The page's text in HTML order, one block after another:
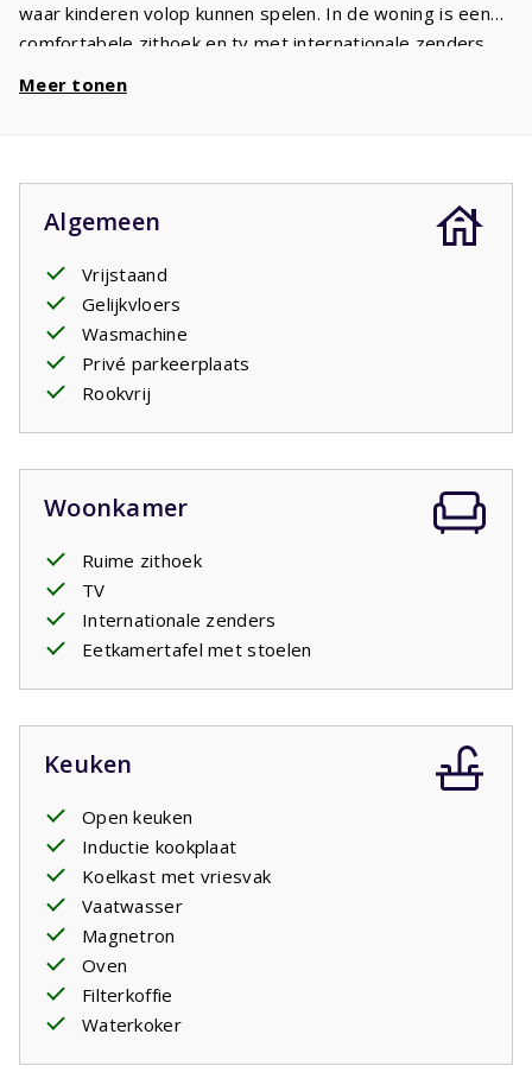
waar kinderen volop kunnen spelen. In de woning is een
comfortabele zithoek en tv met internationale zenders.
De villa beschikt over drie ruime slaapkamers met
voldoende kastruimte. De masterbedroom heeft een
badkamer ensuite met wastafel, inloopdouche en toilet.
De tweede slaapkamer heeft twee bedden en de derde
slaapkamer is ingericht met twee stapelbedden. De
gasten van deze slaapkamers maken gebruik van de
tweede badkamer met wastafel en inloopdouche en een
apart toilet. In het vakantiehuis is ook een wasmachine.
Op het overdekte terras met tuinmeubilair kunt u met
Meer tonen
Algemeen
Vrijstaand
Gelijkvloers
Wasmachine
Privé parkeerplaats
Rookvrij
Woonkamer
Ruime zithoek
TV
Internationale zenders
Eetkamertafel met stoelen
Keuken
Open keuken
Inductie kookplaat
Koelkast met vriesvak
Vaatwasser
Magnetron
Oven
Filterkoffie
Waterkoker